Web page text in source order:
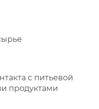
с питьевой
продуктами